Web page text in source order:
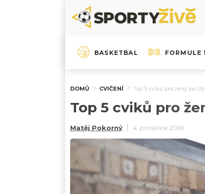
BASKETBAL FORMULE 1
DOMŮ CVIČENÍ Top 5 cviků pro ženy po
Top 5 cviků pro
Matěj Pokorný 4. prosince 2018